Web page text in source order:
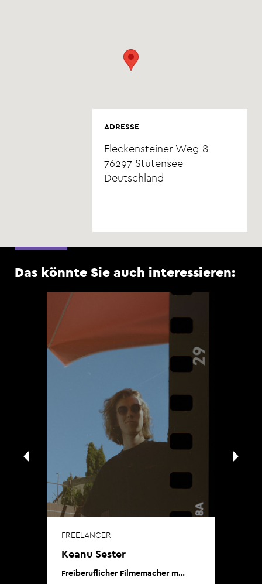
ADRESSE
Fleckensteiner Weg 8
76297 Stutensee
Deutschland
Das könnte Sie auch interessieren:
FREELANCER
Keanu Sester
Freiberuflicher Filmemacher m…